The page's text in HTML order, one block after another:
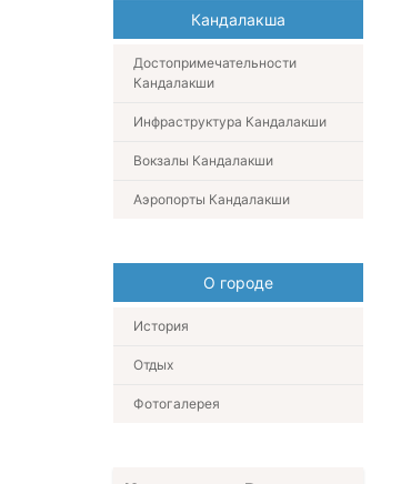
Кандалакша
Достопримечательности
Кандалакши
Инфраструктура Кандалакши
Вокзалы Кандалакши
Аэропорты Кандалакши
О городе
История
Отдых
Фотогалерея